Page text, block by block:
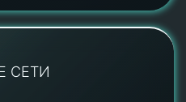
СЕТИ